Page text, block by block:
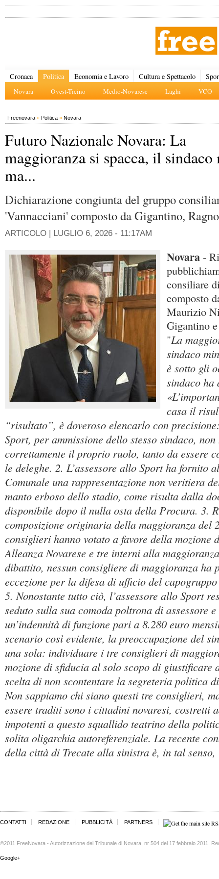
Cronaca Politica
Novara Ovest-Ticino Medio-Novarese Laghi VCO
Economia e Lavoro Cultura e Spettacolo
Freenovara » Politica » Novara
Futuro Nazionale Novara: La
maggioranza si spacca, il
ma...
Dichiarazione congiunta del gruppo
'Vannacciani' composto da Gigantino,
ARTICOLO | LUGLIO 6, 2026 - 11:17AM
Novara -
consiliare
composto
Maurizio
Gigantino
"La
sindaco
è sotto gli
sindaco ha
casa il
“risultato”, è doveroso elencarlo con
Sport, per ammissione dello stesso sindaco,
correttamente il proprio ruolo, tanto da essere
le deleghe. 2. L’assessore allo Sport ha fornito
Comunale una rappresentazione non veritiera
manto erboso dello stadio, come risulta dalla
disponibile dopo il nulla osta della Procura. 3.
composizione originaria della maggioranza del
consiglieri hanno votato a favore della mozione
Alleanza Novarese e tre interni alla
dibattito, nessun consigliere di maggioranza ha
eccezione per la difesa di ufficio del
5. Nonostante tutto ciò, l’assessore allo Sport
seduto sulla sua comoda poltrona di assessore
un’indennità di funzione pari a 8.280 euro
scenario così evidente, la preoccupazione del
una sola: individuare i tre consiglieri di
mozione di sfiducia al solo scopo di giustificare
scelta di non scontentare la segreteria politica
Non sappiamo chi siano questi tre consiglieri,
essere traditi sono i cittadini novaresi, costretti
impotenti a questo squallido teatrino della
solita oligarchia autoreferenziale. La recente
della città di Trecate alla sinistra è, in tal
CONTATTI REDAZIONE PUBBLICITÀ PARTNERS
©2011 FreeNovara - Autorizzazione del Tribunale di Novara, nr 504 del 17 febbraio 2011.
Google+